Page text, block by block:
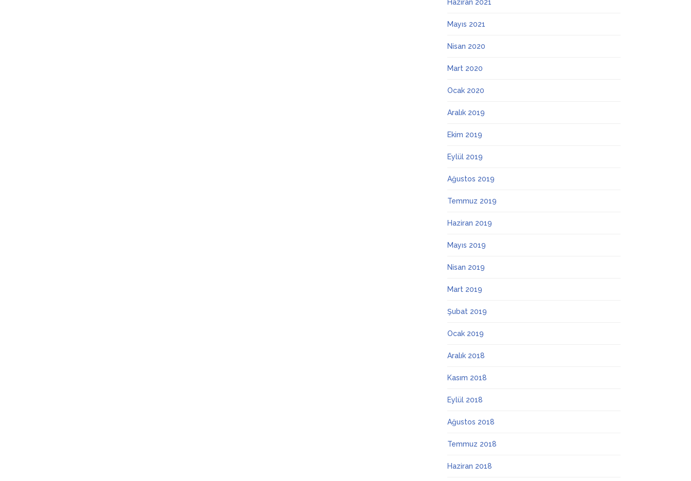
Haziran 2021
Mayıs 2021
Nisan 2020
Mart 2020
Ocak 2020
Aralık 2019
Ekim 2019
Eylül 2019
Ağustos 2019
Temmuz 2019
Haziran 2019
Mayıs 2019
Nisan 2019
Mart 2019
Şubat 2019
Ocak 2019
Aralık 2018
Kasım 2018
Eylül 2018
Ağustos 2018
Temmuz 2018
Haziran 2018